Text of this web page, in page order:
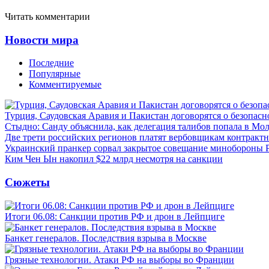
Читать комментарии
Новости мира
Последние
Популярные
Комментируемые
Турция, Саудовская Аравия и Пакистан договорятся о
Стыдно: Санду объяснила, как делегация талибов попала в
Две трети российских регионов платят вербовщикам
Украинский пранкер сорвал закрытое совещание минобороны
Ким Чен Ын накопил $22 млрд несмотря на санкции
Сюжеты
Итоги 06.08: Санкции против РФ и дрон в Лейпциге
Банкет генералов. Последствия взрыва в Москве
Грязные технологии. Атаки РФ на выборы во Франции